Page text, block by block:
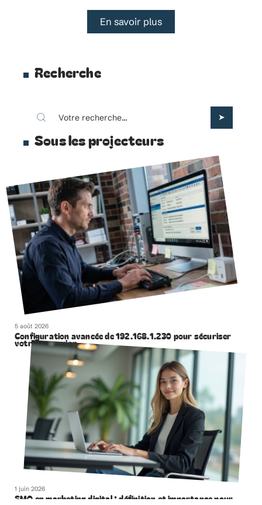
En savoir plus
Recherche
Sous les projecteurs
5 août 2026
Configuration avancée de 192.168.1.230 pour sécuriser
votre connexion
1 juin 2026
SMO en marketing digital : définition et importance pour